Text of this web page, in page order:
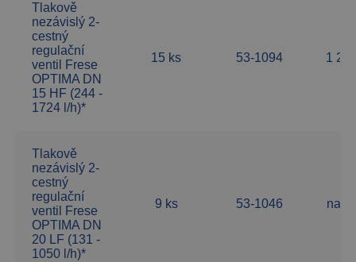
Tlakově
nezávislý 2-
cestný
regulační
ventil Frese
OPTIMA DN
15 HF (244 -
1724 l/h)*
15 ks 53-1094 1
Tlakově
nezávislý 2-
cestný
regulační
ventil Frese
OPTIMA DN
20 LF (131 -
1050 l/h)*
9 ks 53-1046 na